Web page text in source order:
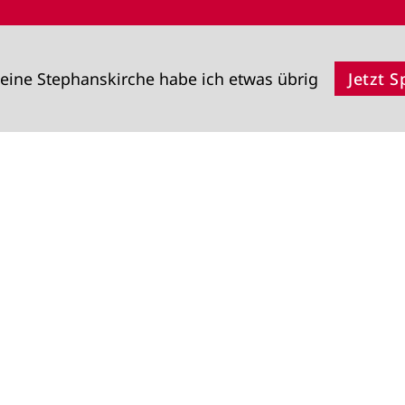
Stephanskirche habe ich etwas übrig Jetzt